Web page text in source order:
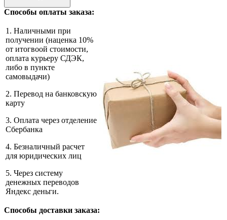
Способы оплаты заказа:
1. Наличными при
получении (наценка 10%
от итогвоой стоимости,
оплата курьеру СДЭК,
либо в пункте
самовыдачи)
2. Перевод на банковскую
карту
3. Оплата через отделение
Сбербанка
4. Безналичный расчет
для юридических лиц
5. Через систему
денежных переводов
Яндекс деньги.
Способы доставки заказа: